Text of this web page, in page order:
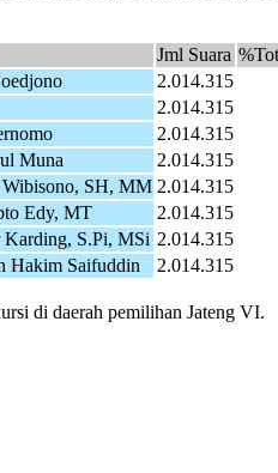
Jml Suara
2.014.315
2.014.315
2.014.315
Muna 2.014.315
SH, MM 2.014.315
Edy, MT 2.014.315
S.Pi, MSi 2.014.315
Hakim Saifuddin 2.014.315
di daerah pemilihan Jateng VI.